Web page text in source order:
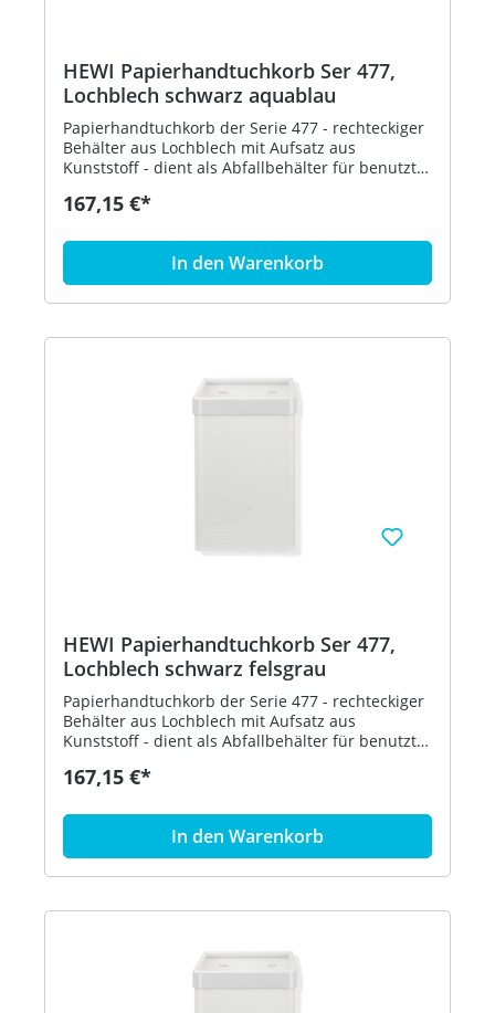
HEWI Papierhandtuchkorb Ser 477,
Lochblech schwarz aquablau
Papierhandtuchkorb der Serie 477 - rechteckiger
Behälter aus Lochblech mit Aufsatz aus
Kunststoff - dient als Abfallbehälter für benutzte
Befestigung und Abdeckung von Abfallbeuteln
oder zur Wandmontage - 305 mm breit, 515 mm
hoch und 300 mm tief - Lochblech, schwarz - aus
hochglänzendem Polyamid nach HEWI
Farbtabelle - in HEWI Farbe 55 (Aquablau)
167,15 €*
In den Warenkorb
HEWI Papierhandtuchkorb Ser 477,
Lochblech schwarz felsgrau
Papierhandtuchkorb der Serie 477 - rechteckiger
Behälter aus Lochblech mit Aufsatz aus
Kunststoff - dient als Abfallbehälter für benutzte
Befestigung und Abdeckung von Abfallbeuteln
oder zur Wandmontage - 305 mm breit, 515 mm
hoch und 300 mm tief - Lochblech, schwarz - aus
hochglänzendem Polyamid nach HEWI
Farbtabelle - in HEWI Farbe 95 (Felsgrau)
167,15 €*
In den Warenkorb